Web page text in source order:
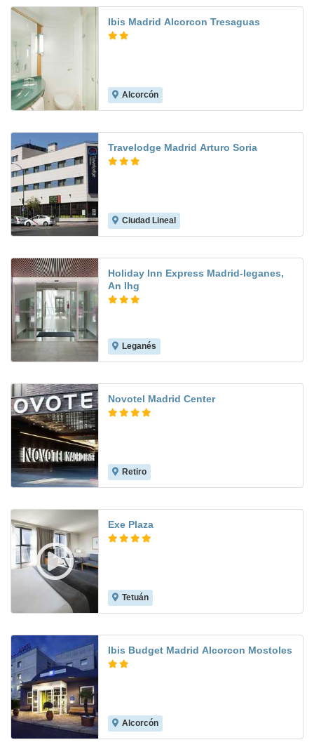
Ibis Madrid Alcorcon Tresaguas
Alcorcón
Travelodge Madrid Arturo Soria
Ciudad Lineal
Holiday Inn Express Madrid-leganes,
An Ihg
Leganés
Novotel Madrid Center
Retiro
Exe Plaza
Tetuán
Ibis Budget Madrid Alcorcon Mostoles
Alcorcón